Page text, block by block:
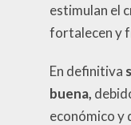
estimulan el
fortalecen y
En definitiva
buena,
económico y